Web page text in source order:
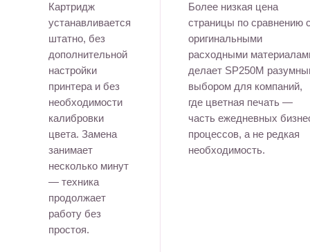
Картридж
устанавливается
штатно, без
дополнительной
настройки
принтера и без
необходимости
калибровки
цвета. Замена
занимает
несколько минут
— техника
продолжает
работу без
простоя.
Более низкая цена
страницы по сравнению
оригинальными
расходными
делает SP250M
выбором для компаний,
где цветная печать —
часть ежедневных
процессов, а не редкая
необходимость.